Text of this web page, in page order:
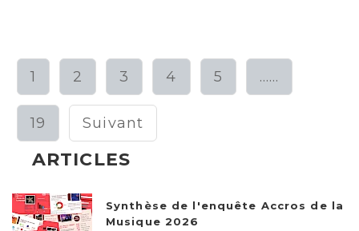
1 2 3 4 5 ......
19 Suivant
ARTICLES
Synthèse de l'enquête Accros de la
Musique 2026